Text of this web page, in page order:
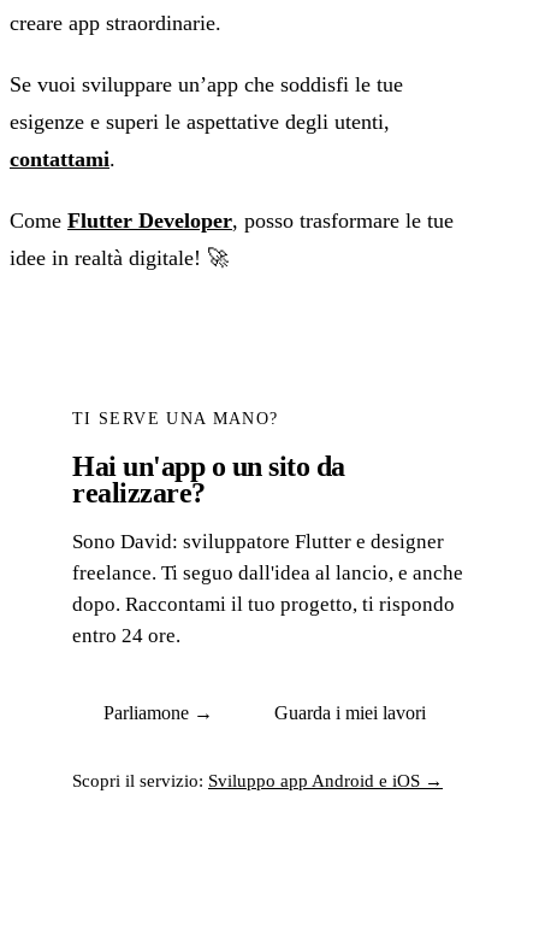
creare app straordinarie.
Se vuoi sviluppare un’app che soddisfi le tue
esigenze e superi le aspettative degli utenti,
contattami.
Come Flutter Developer, posso trasformare le tue
idee in realtà digitale! 🚀
TI SERVE UNA MANO?
Hai un'app o un sito da
realizzare?
Sono David: sviluppatore Flutter e designer
freelance. Ti seguo dall'idea al lancio, e anche
dopo. Raccontami il tuo progetto, ti rispondo
entro 24 ore.
Parliamone → Guarda i miei lavori
Scopri il servizio: Sviluppo app Android e iOS →